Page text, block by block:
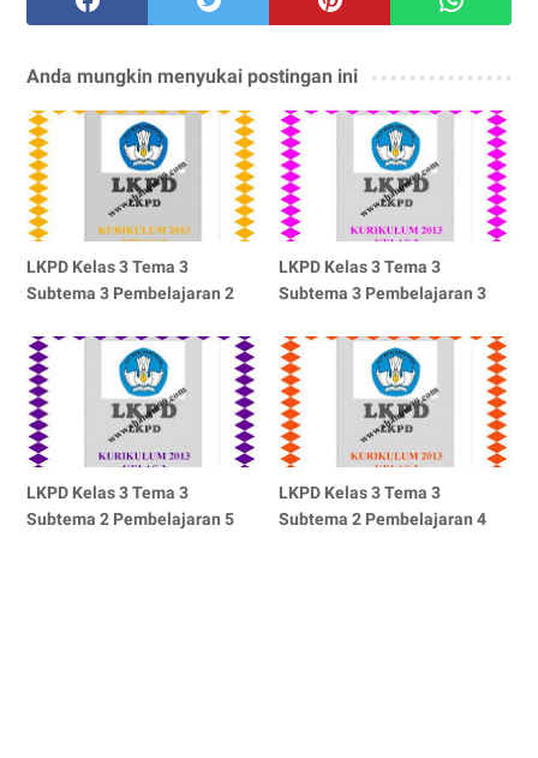
Anda mungkin menyukai postingan ini
LKPD Kelas 3 Tema 3
Subtema 3 Pembelajaran 2
LKPD Kelas 3 Tema 3
Subtema 3 Pembelajaran 3
LKPD Kelas 3 Tema 3
Subtema 2 Pembelajaran 5
LKPD Kelas 3 Tema 3
Subtema 2 Pembelajaran 4